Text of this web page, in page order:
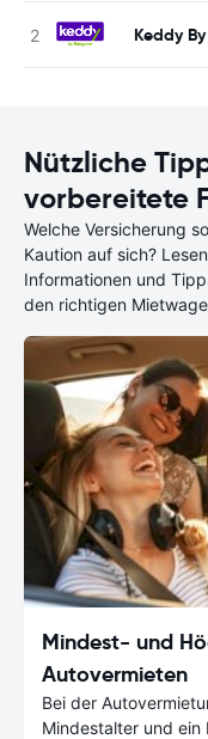
Keddy
Nützliche
vorbereitete
Welche Versicherung
Kaution auf sich?
Informationen und
den richtigen
Mindest- und
Autovermieten
Bei der
Mindestalter und ein